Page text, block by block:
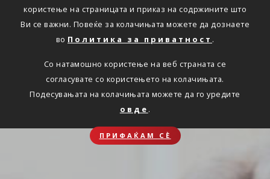
користење на страницата и приказ на содржините што
Ви се важни. Повеќе за колачињата можете да дознаете
во Политика за приватност .
Со натамошно користење на веб страната се
согласувате со користењето на колачињата.
Подесувањата на колачињата можете да го уредите
овде .
ПРИФАЌАМ СЀ